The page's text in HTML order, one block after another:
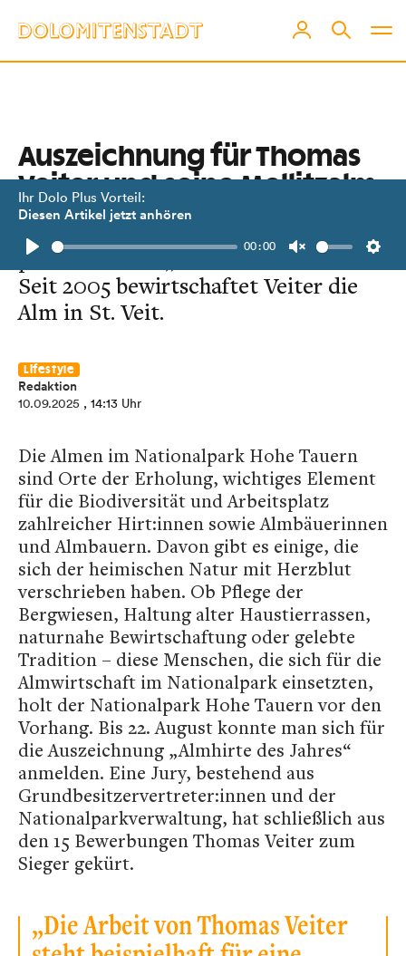
Ihr Dolo Plus Vorteil:
Diesen Artikel jetzt anhören
Play
00:00
Unmute
Auszeichnung für Thomas
Veiter und seine Mellitzalm
Der Nationalpark Hohe Tauern
prämierte den „Almhirte des Jahres“.
Seit 2005 bewirtschaftet Veiter die
Alm in St. Veit.
Lifestyle
Redaktion
10.09.2025 , 14:13 Uhr
Die Almen im Nationalpark Hohe Tauern
sind Orte der Erholung, wichtiges Element
für die Biodiversität und Arbeitsplatz
zahlreicher Hirt:innen sowie Almbäuerinnen
und Almbauern. Davon gibt es einige, die
sich der heimischen Natur mit Herzblut
verschrieben haben. Ob Pflege der
Bergwiesen, Haltung alter Haustierrassen,
naturnahe Bewirtschaftung oder gelebte
Tradition – diese Menschen, die sich für die
Almwirtschaft im Nationalpark einsetzten,
holt der Nationalpark Hohe Tauern vor den
Vorhang. Bis 22. August konnte man sich für
die Auszeichnung „Almhirte des Jahres“
anmelden. Eine Jury, bestehend aus
Grundbesitzervertreter:innen und der
Nationalparkverwaltung, hat schließlich aus
den 15 Bewerbungen Thomas Veiter zum
Sieger gekürt.
„Die Arbeit von Thomas Veiter